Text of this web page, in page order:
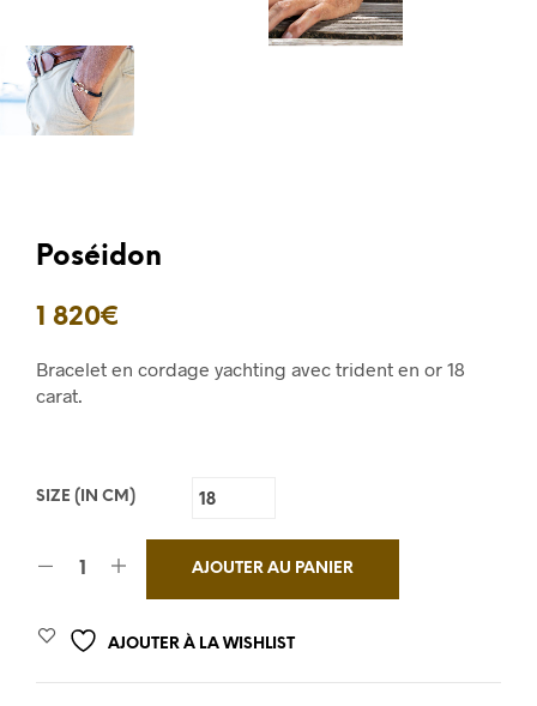
Poséidon
1 820€
Bracelet en cordage yachting avec trident en or 18
carat.
SIZE (IN CM)
AJOUTER AU PANIER
AJOUTER À LA WISHLIST